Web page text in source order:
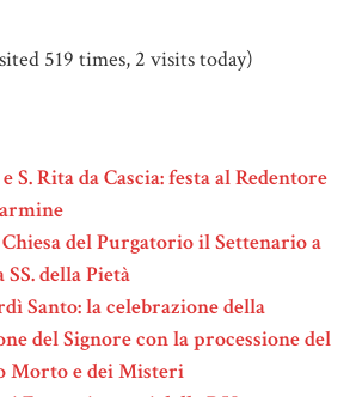
519 times, 2 visits today)
S. Rita da Cascia: festa al Redentore
del Purgatorio il Settenario a
della Pietà
Santo: la celebrazione della
del Signore con la processione del
Morto e dei Misteri